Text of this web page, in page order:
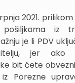
2021.
iz
je li PDV
jer ako
bit ćete
iz Porezne